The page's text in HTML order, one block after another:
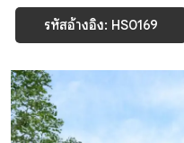
รหัสอ้างอิง: HS0169